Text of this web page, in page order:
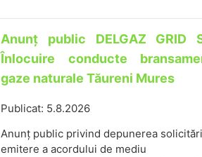
Anunţ public DELGAZ GRID
Înlocuire conducte
gaze naturale Tăureni Mures
Publicat: 5.8.2026
Anunț public privind depunerea
emitere a acordului de mediu